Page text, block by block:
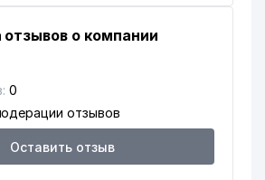
отзывов о компании
0
отзывов
Оставить отзыв